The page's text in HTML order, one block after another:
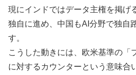
現にインドではデータ主権を掲げ
独自に進め、中国もAI分野で独自
す。
こうした動きには、欧米基準の「
に対するカウンターという意味合